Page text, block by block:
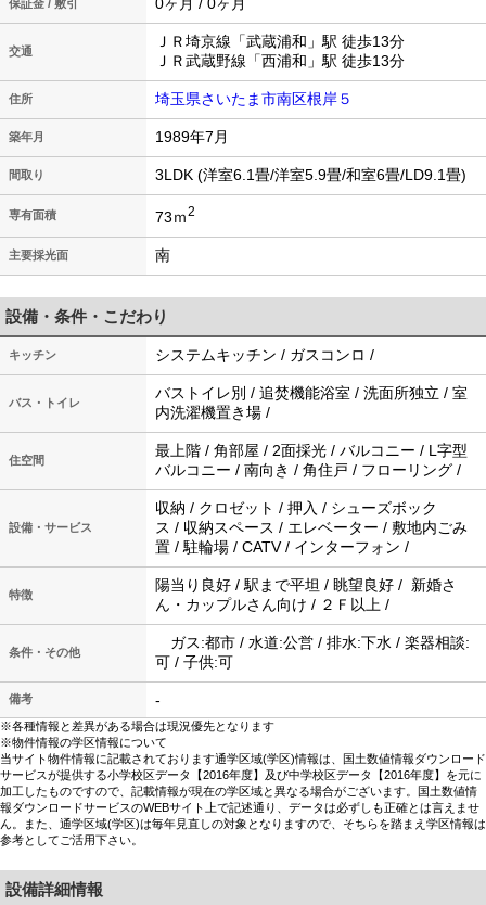
保証金 / 敷引
交通
ＪＲ埼京線「武蔵浦和」駅 徒歩13分
ＪＲ武蔵野線「西浦和」駅 徒歩13分
住所 埼玉県さいたま市南区根岸５
築年月 1989年7月
間取り 3LDK (洋室6.1畳/洋室5.9畳/和室6畳/LD9.1畳)
専有面積 73ｍ2
主要採光面 南
設備・条件・こだわり
キッチン システムキッチン / ガスコンロ /
バス・トイレ
バストイレ別 / 追焚機能浴室 / 洗面所独立 / 室
内洗濯機置き場 /
住空間
最上階 / 角部屋 / 2面採光 / バルコニー / L字型
バルコニー / 南向き / 角住戸 / フローリング /
設備・サービス
収納 / クロゼット / 押入 / シューズボック
ス / 収納スペース / エレベーター / 敷地内ごみ
置 / 駐輪場 / CATV / インターフォン /
特徴
陽当り良好 / 駅まで平坦 / 眺望良好 / 新婚さ
ん・カップルさん向け / ２Ｆ以上 /
条件・その他
ガス:都市 / 水道:公営 / 排水:下水 / 楽器相談:
可 / 子供:可
備考 -
※各種情報と差異がある場合は現況優先となります
※物件情報の学区情報について
当サイト物件情報に記載されております通学区域(学区)情報は、国土数値情報ダウンロード
サービスが提供する小学校区データ【2016年度】及び中学校区データ【2016年度】を元に
加工したものですので、記載情報が現在の学区域と異なる場合がございます。国土数値情
報ダウンロードサービスのWEBサイト上で記述通り、データは必ずしも正確とは言えませ
ん。また、通学区域(学区)は毎年見直しの対象となりますので、そちらを踏まえ学区情報は
参考としてご活用下さい。
設備詳細情報